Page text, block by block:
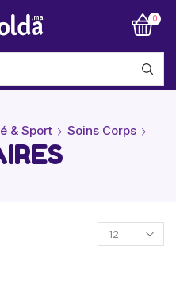
0
& Sport Soins Corps